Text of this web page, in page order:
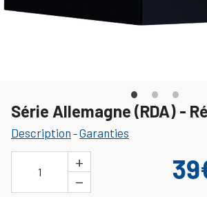
Série Allemagne (RDA) -
Description -Garanties
1
+
−